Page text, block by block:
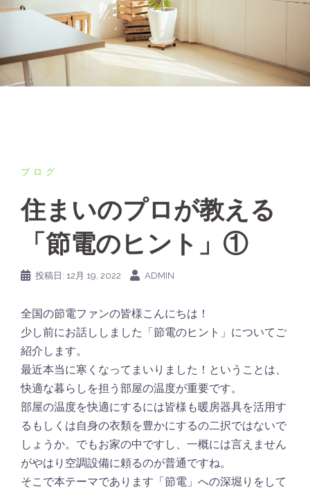
ブログ
住まいのプロが教える
「節電のヒント」①
投稿日: 12月 19, 2022 ADMIN
全国の節電ファンの皆様こんにちは！
少し前にお話ししました「節電のヒント」についてご
紹介します。
最近本当に寒くなってまいりました！ということは、
快適な暮らしを担う部屋の温度が重要です。
部屋の温度を快適にするには皆様も暖房器具を活用す
るもしくは自身の衣類を豊かにするの二択ではないで
しょうか。でもお家の中ですし、一概には言えません
がやはり空調設備に頼るのが普通ですね。
そこで本テーマであります「節電」への深堀りをして